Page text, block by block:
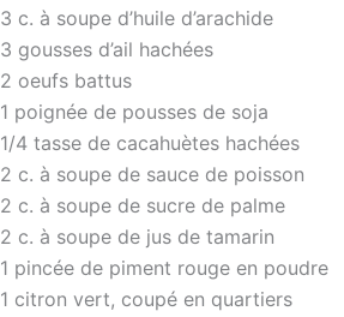
3 c. à soupe d’huile d’arachide
3 gousses d’ail hachées
2 oeufs battus
1 poignée de pousses de soja
1/4 tasse de cacahuètes hachées
2 c. à soupe de sauce de poisson
2 c. à soupe de sucre de palme
2 c. à soupe de jus de tamarin
1 pincée de piment rouge en poudre
1 citron vert, coupé en quartiers